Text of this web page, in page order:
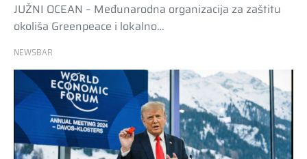
JUŽNI OCEAN – Međunarodna organizacija za zaštitu
okoliša Greenpeace i lokalno…
NEWSBAR